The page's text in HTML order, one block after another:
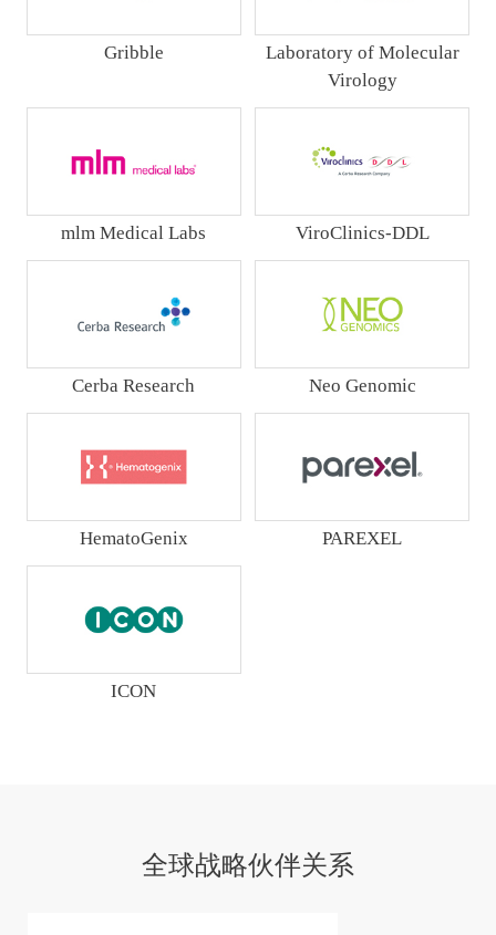
Gribble
Laboratory of Molecular
Virology
mlm Medical Labs ViroClinics-DDL
Cerba Research Neo Genomic
HematoGenix PAREXEL
ICON
全球战略伙伴关系